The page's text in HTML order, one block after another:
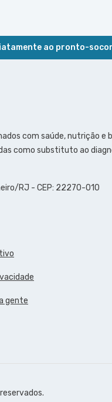
ao pronto-
com saúde, nutrição
como substituto ao
RJ - CEP: 22270-010
gente